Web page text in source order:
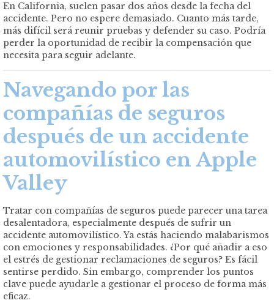
En California, suelen pasar dos años desde la fecha del
accidente. Pero no espere demasiado. Cuanto más tarde,
más difícil será reunir pruebas y defender su caso. Podría
perder la oportunidad de recibir la compensación que
necesita para seguir adelante.
Navegando por las
compañías de seguros
después de un accidente
automovilístico en Apple
Valley
Tratar con compañías de seguros puede parecer una tarea
desalentadora, especialmente después de sufrir un
accidente automovilístico. Ya estás haciendo malabarismos
con emociones y responsabilidades. ¿Por qué añadir a eso
el estrés de gestionar reclamaciones de seguros? Es fácil
sentirse perdido. Sin embargo, comprender los puntos
clave puede ayudarle a gestionar el proceso de forma más
eficaz.